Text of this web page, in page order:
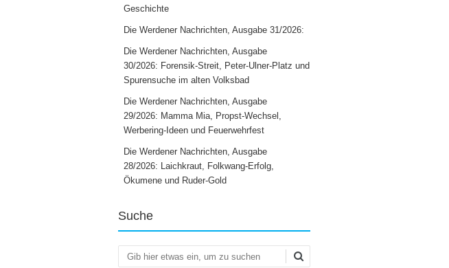
Geschichte
Die Werdener Nachrichten, Ausgabe 31/2026:
Die Werdener Nachrichten, Ausgabe
30/2026: Forensik-Streit, Peter-Ulner-Platz und
Spurensuche im alten Volksbad
Die Werdener Nachrichten, Ausgabe
29/2026: Mamma Mia, Propst-Wechsel,
Werbering-Ideen und Feuerwehrfest
Die Werdener Nachrichten, Ausgabe
28/2026: Laichkraut, Folkwang-Erfolg,
Ökumene und Ruder-Gold
Suche
Suchen